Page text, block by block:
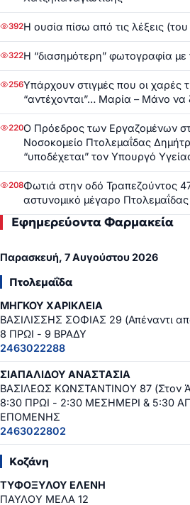
392Η ουσία πίσω από τις λέξεις
322Η “διασημότερη” φωτογραφία με
256Υπάρχουν στιγμές που οι χαρές
“αντέχονται”… Μαρία – Μάνο να
220Ο Πρόεδρος των Εργαζομένων
Νοσοκομείο Πτολεμαΐδας
“υποδέχεται” τον Υπουργό
208Φωτιά στην οδό Τραπεζούντος
αστυνομικό μέγαρο Πτολεμαΐδας
Εφημερεύοντα Φαρμακεία
Παρασκευή, 7 Αυγούστου 2026
Πτολεμαΐδα
ΜΗΓΚΟΥ ΧΑΡΙΚΛΕΙΑ
ΒΑΣΙΛΙΣΣΗΣ ΣΟΦΙΑΣ 29 (Απέναντι
8 ΠΡΩΙ - 9 ΒΡΑΔΥ
2463022288
ΣΙΑΠΑΛΙΔΟΥ ΑΝΑΣΤΑΣΙΑ
ΒΑΣΙΛΕΩΣ ΚΩΝΣΤΑΝΤΙΝΟΥ 87 (Στον
8:30 ΠΡΩΙ - 2:30 ΜΕΣΗΜΕΡΙ & 5:30
ΕΠΟΜΕΝΗΣ
2463022802
Κοζάνη
ΤΥΦΟΞΥΛΟΥ ΕΛΕΝΗ
ΠΑΥΛΟΥ ΜΕΛΑ 12